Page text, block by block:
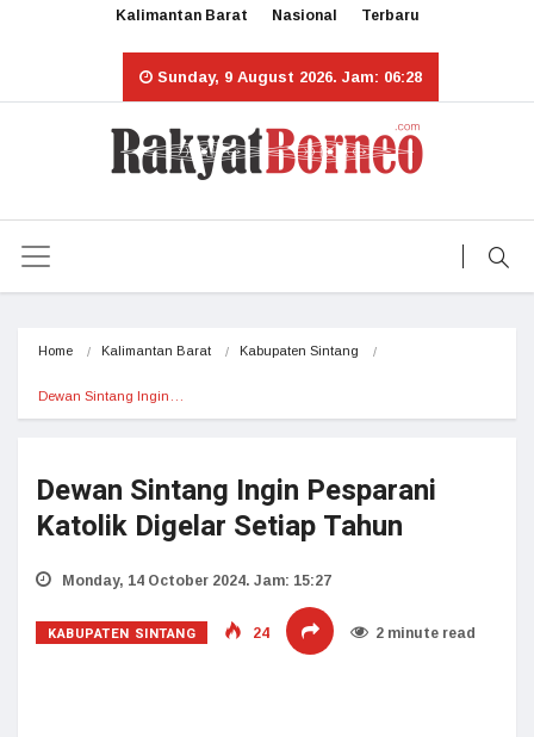
Kalimantan Barat Nasional Terbaru
Sunday, 9 August 2026. Jam: 06:28
Home Kalimantan Barat Kabupaten Sintang
Dewan Sintang Ingin…
Dewan Sintang Ingin Pesparani
Katolik Digelar Setiap Tahun
Monday, 14 October 2024. Jam: 15:27
KABUPATEN SINTANG 24 2 minute read